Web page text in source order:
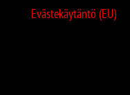
Evästekäytäntö (EU)